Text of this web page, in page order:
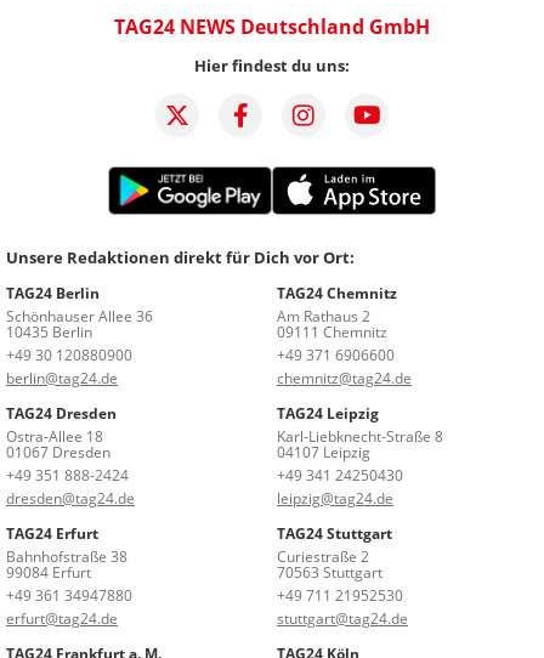
TAG24 NEWS Deutschland GmbH
Hier findest du uns:
Unsere Redaktionen direkt für Dich vor Ort:
TAG24 Berlin
Schönhauser Allee 36
10435 Berlin
+49 30 120880900
berlin@tag24.de
TAG24 Chemnitz
Am Rathaus 2
09111 Chemnitz
+49 371 6906600
chemnitz@tag24.de
TAG24 Dresden
Ostra-Allee 18
01067 Dresden
+49 351 888-2424
dresden@tag24.de
TAG24 Leipzig
Karl-Liebknecht-Straße 8
04107 Leipzig
+49 341 24250430
leipzig@tag24.de
TAG24 Erfurt
Bahnhofstraße 38
99084 Erfurt
+49 361 34947880
erfurt@tag24.de
TAG24 Stuttgart
Curiestraße 2
70563 Stuttgart
+49 711 21952530
stuttgart@tag24.de